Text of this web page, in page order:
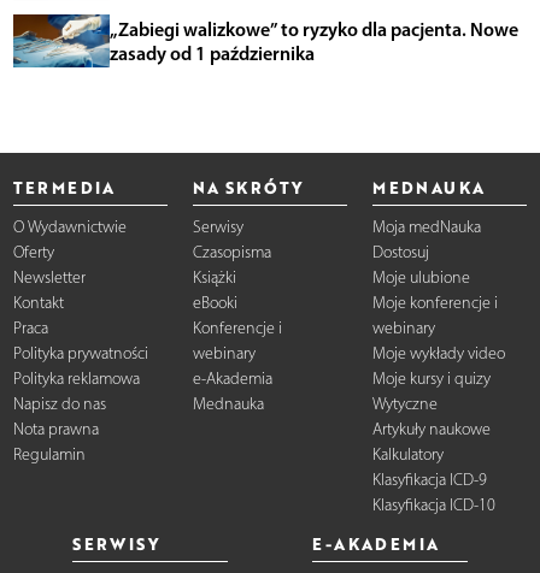
„Zabiegi walizkowe” to ryzyko dla pacjenta. Nowe
zasady od 1 października
TERMEDIA
O Wydawnictwie
Oferty
Newsletter
Kontakt
Praca
Polityka prywatności
Polityka reklamowa
Napisz do nas
Nota prawna
Regulamin
NA SKRÓTY
Serwisy
Czasopisma
Książki
eBooki
Konferencje i
webinary
e-Akademia
Mednauka
MEDNAUKA
Moja medNauka
Dostosuj
Moje ulubione
Moje konferencje i
webinary
Moje wykłady video
Moje kursy i quizy
Wytyczne
Artykuły naukowe
Kalkulatory
Klasyfikacja ICD-9
Klasyfikacja ICD-10
SERWISY E-AKADEMIA